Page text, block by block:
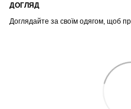
ДОГЛЯД
Доглядайте за своїм одягом, щоб